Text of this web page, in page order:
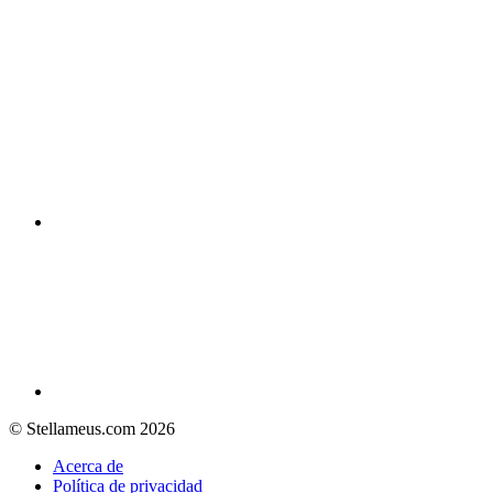
© Stellameus.com 2026
Acerca de
Política de privacidad